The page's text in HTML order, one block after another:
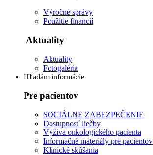
Výročné správy
Použitie financií
Aktuality
Aktuality
Fotogaléria
Hľadám informácie
Pre pacientov
SOCIÁLNE ZABEZPEČENIE
Dostupnosť liečby
Výživa onkologického pacienta
Informačné materiály pre pacientov
Klinické skúšania